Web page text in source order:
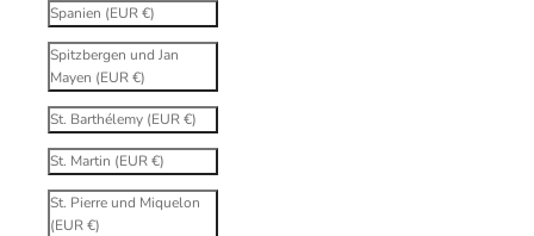
Spanien (EUR €)
Spitzbergen und Jan
Mayen (EUR €)
St. Barthélemy (EUR €)
St. Martin (EUR €)
St. Pierre und Miquelon
(EUR €)